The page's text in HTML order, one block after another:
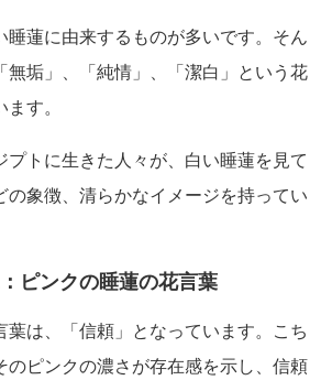
睡蓮に由来するものが多いです。そん
無垢」、「純情」、「潔白」という花
す。
プトに生きた人々が、白い睡蓮を見て
の象徴、清らかなイメージを持ってい
ピンクの睡蓮の花言葉
葉は、「信頼」となっています。こち
のピンクの濃さが存在感を示し、信頼